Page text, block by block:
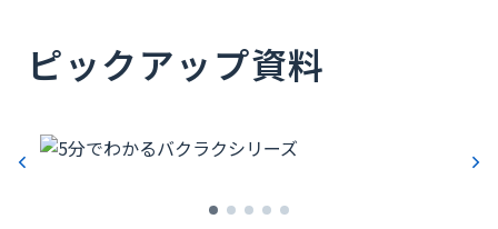
ピックアップ資料